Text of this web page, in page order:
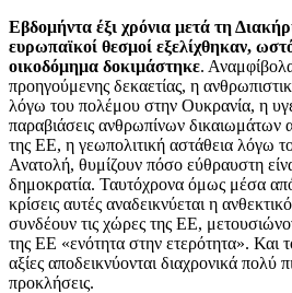
Εβδομήντα έξι χρόνια μετά τη
ευρωπαϊκοί θεσμοί εξελίχθηκαν,
οικοδόμημα δοκιμάστηκε.
προηγούμενης δεκαετίας, η
λόγω του πολέμου στην Ουκρανία, η
παραβιάσεις ανθρωπίνων
της ΕΕ, η γεωπολιτική αστάθεια λόγω
Ανατολή, θυμίζουν πόσο εύθραυστη
δημοκρατία. Ταυτόχρονα όμως μέσα από
κρίσεις αυτές αναδεικνύεται η
συνδέουν τις χώρες της ΕΕ,
της ΕΕ «ενότητα στην ετερότητα». Και
αξίες αποδεικνύονται διαχρονικά πολύ
προκλήσεις.